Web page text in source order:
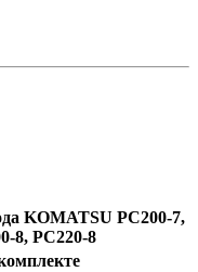
KOMATSU PC200-7,
8, PC220-8